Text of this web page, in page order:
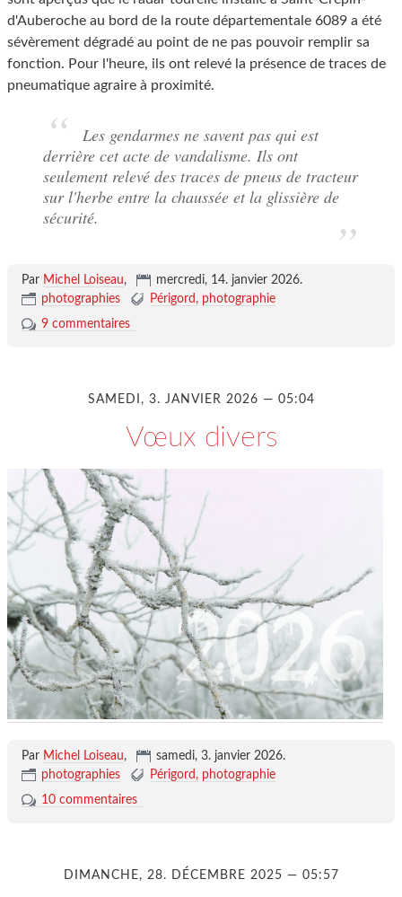
d'Auberoche au bord de la route départementale 6089 a été
sévèrement dégradé au point de ne pas pouvoir remplir sa
fonction. Pour l'heure, ils ont relevé la présence de traces de
pneumatique agraire à proximité.
Les gendarmes ne savent pas qui est
derrière cet acte de vandalisme. Ils ont
seulement relevé des traces de pneus de tracteur
sur l'herbe entre la chaussée et la glissière de
sécurité.
Par Michel Loiseau, mercredi, 14. janvier 2026.
photographies
Périgord
photographie
9 commentaires
SAMEDI, 3. JANVIER 2026 — 05:04
Vœux divers
Par Michel Loiseau, samedi, 3. janvier 2026.
photographies
Périgord
photographie
10 commentaires
DIMANCHE, 28. DÉCEMBRE 2025 — 05:57